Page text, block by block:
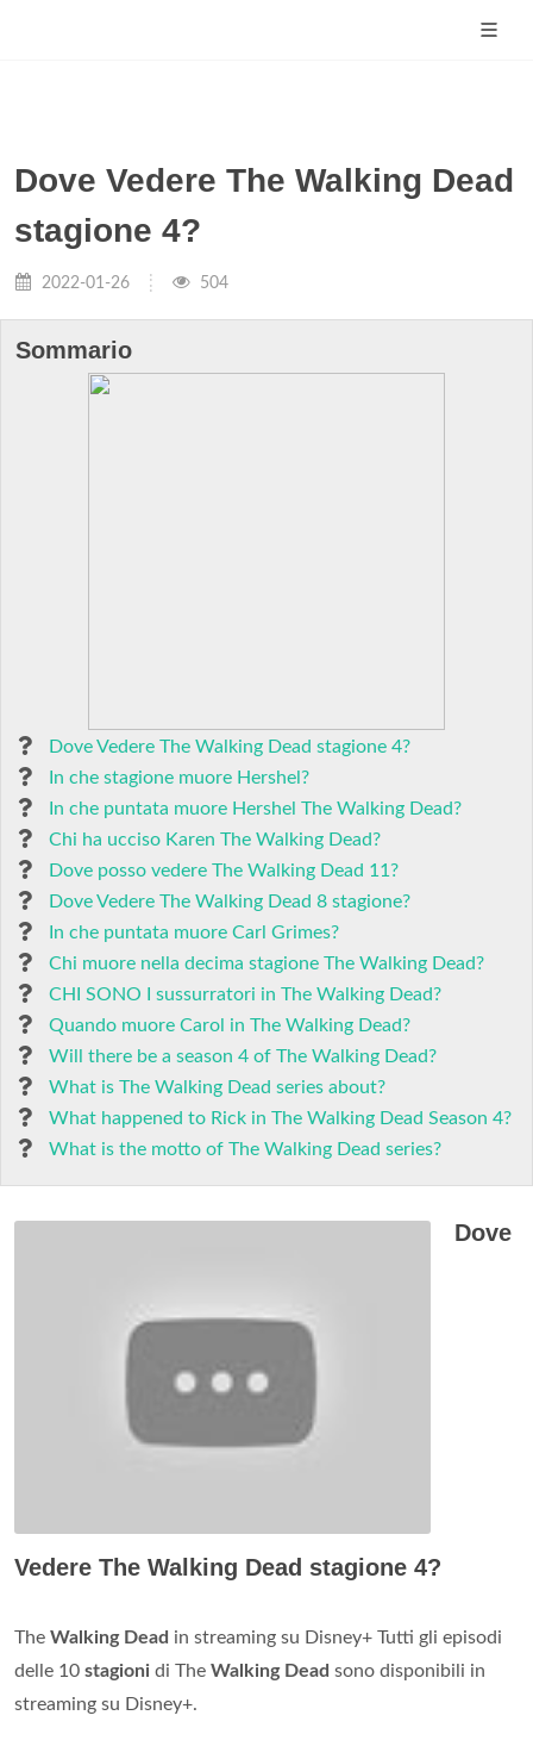
Dove Vedere The Walking Dead
stagione 4?
2022-01-26 504
Sommario
Dove Vedere The Walking Dead stagione 4?
In che stagione muore Hershel?
In che puntata muore Hershel The Walking Dead?
Chi ha ucciso Karen The Walking Dead?
Dove posso vedere The Walking Dead 11?
Dove Vedere The Walking Dead 8 stagione?
In che puntata muore Carl Grimes?
Chi muore nella decima stagione The Walking Dead?
CHI SONO I sussurratori in The Walking Dead?
Quando muore Carol in The Walking Dead?
Will there be a season 4 of The Walking Dead?
What is The Walking Dead series about?
What happened to Rick in The Walking Dead Season 4?
What is the motto of The Walking Dead series?
Dove
Vedere The Walking Dead stagione 4?
The Walking Dead in streaming su Disney+ Tutti gli episodi
delle 10 stagioni di The Walking Dead sono disponibili in
streaming su Disney+.